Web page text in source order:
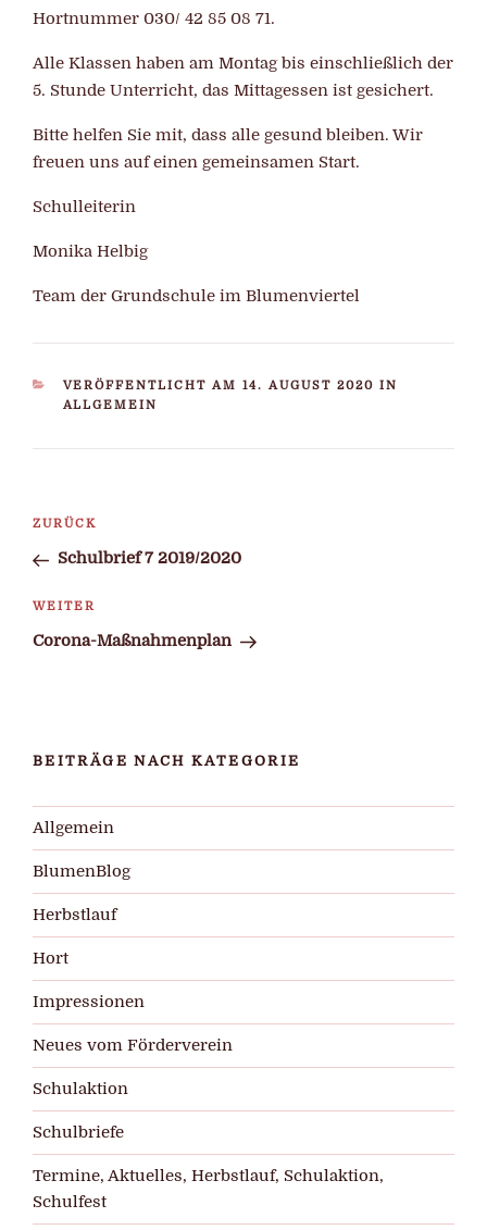
Hortnummer 030/ 42 85 08 71.
Alle Klassen haben am Montag bis einschließlich der
5. Stunde Unterricht, das Mittagessen ist gesichert.
Bitte helfen Sie mit, dass alle gesund bleiben. Wir
freuen uns auf einen gemeinsamen Start.
Schulleiterin
Monika Helbig
Team der Grundschule im Blumenviertel
KATEGORIEN
VERÖFFENTLICHT AM 14. AUGUST 2020 IN
ALLGEMEIN
Beitragsnavigation
Vorheriger
Beitrag
ZURÜCK
Schulbrief 7 2019/2020
Nächster
Beitrag
WEITER
Corona-Maßnahmenplan
BEITRÄGE NACH KATEGORIE
Allgemein
BlumenBlog
Herbstlauf
Hort
Impressionen
Neues vom Förderverein
Schulaktion
Schulbriefe
Termine, Aktuelles, Herbstlauf, Schulaktion,
Schulfest